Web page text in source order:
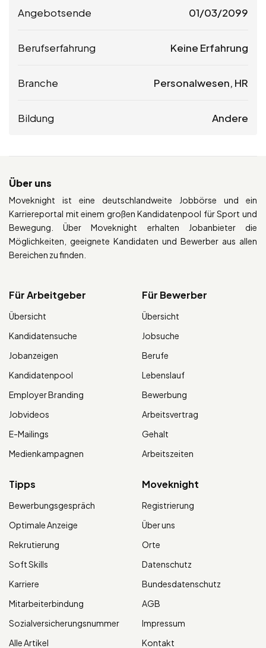
Angebotsende 01/03/2099
Berufserfahrung Keine Erfahrung
Branche Personalwesen, HR
Bildung Andere
Über uns
Moveknight ist eine deutschlandweite Jobbörse und ein
Karriereportal mit einem großen Kandidatenpool für Sport und
Bewegung. Über Moveknight erhalten Jobanbieter die
Möglichkeiten, geeignete Kandidaten und Bewerber aus allen
Bereichen zu finden.
Für Arbeitgeber
Übersicht
Kandidatensuche
Jobanzeigen
Kandidatenpool
Employer Branding
Jobvideos
E-Mailings
Medienkampagnen
Für Bewerber
Übersicht
Jobsuche
Berufe
Lebenslauf
Bewerbung
Arbeitsvertrag
Gehalt
Arbeitszeiten
Tipps
Bewerbungsgespräch
Optimale Anzeige
Rekrutierung
Soft Skills
Karriere
Mitarbeiterbindung
Sozialversicherungsnummer
Alle Artikel
Moveknight
Registrierung
Über uns
Orte
Datenschutz
Bundesdatenschutz
AGB
Impressum
Kontakt